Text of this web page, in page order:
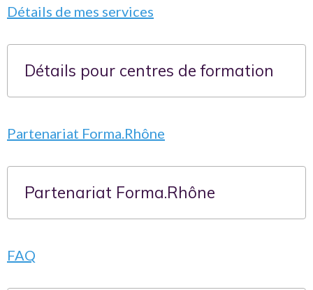
Détails de mes services
Détails pour centres de formation
Partenariat Forma.Rhône
Partenariat Forma.Rhône
FAQ